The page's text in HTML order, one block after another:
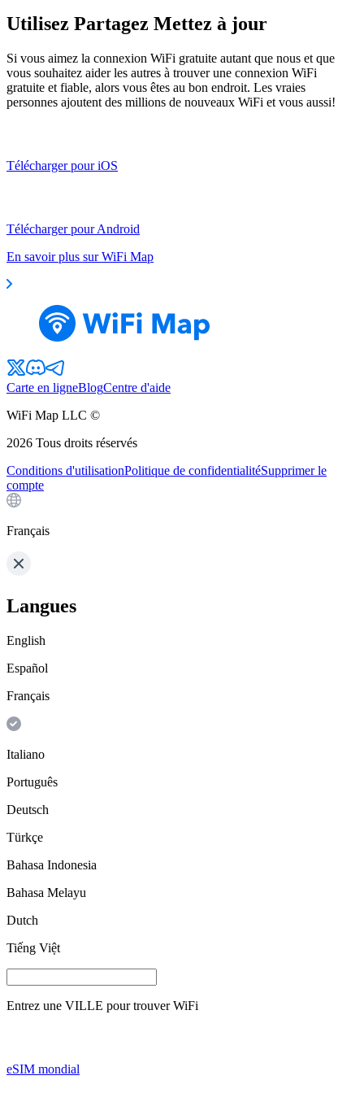
Utilisez Partagez Mettez à jour
Si vous aimez la connexion WiFi gratuite autant que nous et que
vous souhaitez aider les autres à trouver une connexion WiFi
gratuite et fiable, alors vous êtes au bon endroit. Les vraies
personnes ajoutent des millions de nouveaux WiFi et vous aussi!
Télécharger pour iOS
Télécharger pour Android
En savoir plus sur WiFi Map
Carte en ligneBlogCentre d'aide
WiFi Map LLC ©
2026 Tous droits réservés
Conditions d'utilisationPolitique de confidentialitéSupprimer le
compte
Français
Langues
English
Español
Français
Italiano
Português
Deutsch
Türkçe
Bahasa Indonesia
Bahasa Melayu
Dutch
Tiếng Việt
Entrez une VILLE pour trouver WiFi
eSIM mondial